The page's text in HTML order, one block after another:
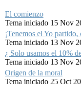
El comienzo
Tema iniciado 15 Nov
¡Tenemos el Yo
Tema iniciado 13 Nov
¿ Solo usamos el 10%
Tema iniciado 13 Nov
Origen de la moral
Tema iniciado 25 Oct